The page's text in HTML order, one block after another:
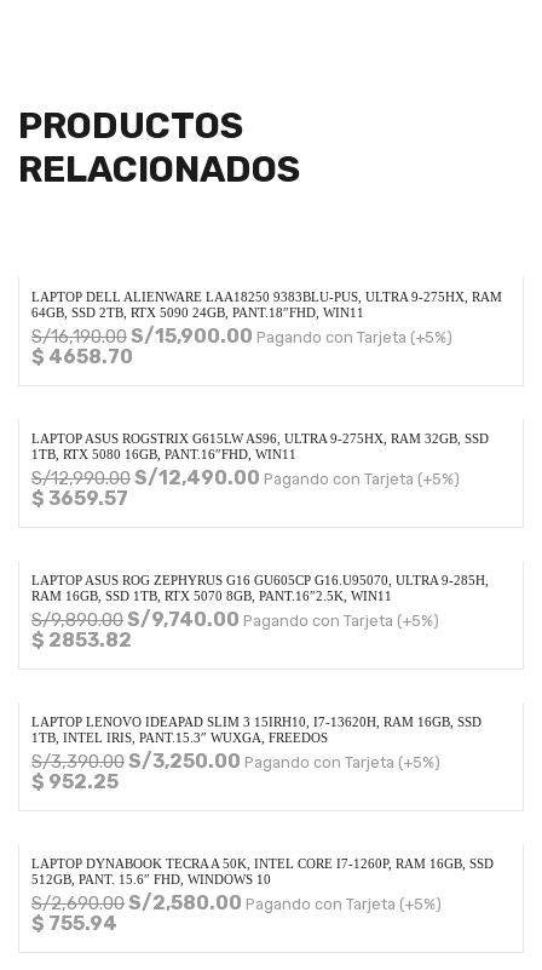
PRODUCTOS
RELACIONADOS
LAPTOP DELL ALIENWARE LAA18250 9383BLU-PUS, ULTRA 9-275HX, RAM
64GB, SSD 2TB, RTX 5090 24GB, PANT.18″FHD, WIN11
S/16,190.00S/15,900.00 Pagando con Tarjeta (+5%)
$ 4658.70
LAPTOP ASUS ROGSTRIX G615LW AS96, ULTRA 9-275HX, RAM 32GB, SSD
1TB, RTX 5080 16GB, PANT.16″FHD, WIN11
S/12,990.00S/12,490.00 Pagando con Tarjeta (+5%)
$ 3659.57
LAPTOP ASUS ROG ZEPHYRUS G16 GU605CP G16.U95070, ULTRA 9-285H,
RAM 16GB, SSD 1TB, RTX 5070 8GB, PANT.16″2.5K, WIN11
S/9,890.00S/9,740.00 Pagando con Tarjeta (+5%)
$ 2853.82
LAPTOP LENOVO IDEAPAD SLIM 3 15IRH10, I7-13620H, RAM 16GB, SSD
1TB, INTEL IRIS, PANT.15.3″ WUXGA, FREEDOS
S/3,390.00S/3,250.00 Pagando con Tarjeta (+5%)
$ 952.25
LAPTOP DYNABOOK TECRA A 50K, INTEL CORE I7-1260P, RAM 16GB, SSD
512GB, PANT. 15.6″ FHD, WINDOWS 10
S/2,690.00S/2,580.00 Pagando con Tarjeta (+5%)
$ 755.94